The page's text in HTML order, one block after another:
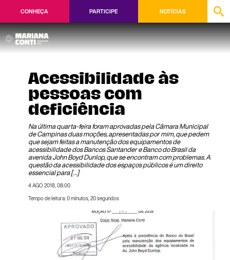
CONHEÇA PARTICIPE NOTÍCIAS
Acessibilidade às
pessoas com
deficiência
Na última quarta-feira foram aprovadas pela Câmara Municipal
de Campinas duas moções, apresentadas por mim, que pedem
que sejam feitas a manutenção dos equipamentos de
acessibilidade dos Bancos Santander e Banco do Brasil da
avenida John Boyd Dunlop, que se encontram com problemas. A
questão da acessibilidade dos espaços públicos é um direito
essencial para […]
4 AGO 2018, 08:00
Tempo de leitura: 0 minutos, 20 segundos